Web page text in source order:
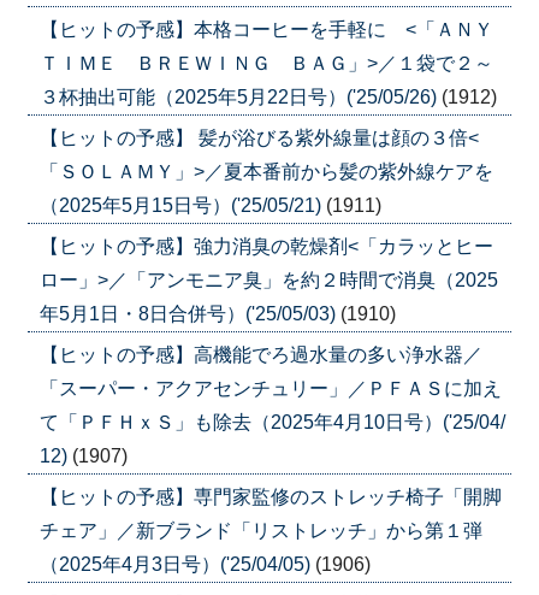
【ヒットの予感】本格コーヒーを手軽に <「ＡＮＹ
ＴＩＭＥ ＢＲＥＷＩＮＧ ＢＡＧ」>／１袋で２～
３杯抽出可能（2025年5月22日号）('25/05/26) (1912)
【ヒットの予感】 髪が浴びる紫外線量は顔の３倍<
「ＳＯＬＡＭＹ」>／夏本番前から髪の紫外線ケアを
（2025年5月15日号）('25/05/21) (1911)
【ヒットの予感】強力消臭の乾燥剤<「カラッとヒー
ロー」>／「アンモニア臭」を約２時間で消臭（2025
年5月1日・8日合併号）('25/05/03) (1910)
【ヒットの予感】高機能でろ過水量の多い浄水器／
「スーパー・アクアセンチュリー」／ＰＦＡＳに加え
て「ＰＦＨｘＳ」も除去（2025年4月10日号）('25/04/
12) (1907)
【ヒットの予感】専門家監修のストレッチ椅子「開脚
チェア」／新ブランド「リストレッチ」から第１弾
（2025年4月3日号）('25/04/05) (1906)